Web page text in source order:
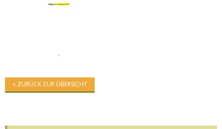
« ZURÜCK ZUR ÜBERSICHT